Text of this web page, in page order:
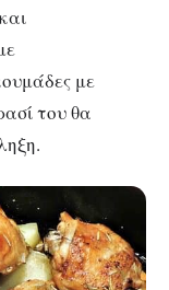
με
του θα